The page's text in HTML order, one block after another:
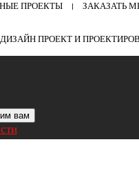
вам
ПРОЕКТЫ ЗАКАЗАТЬ
ДИЗАЙН ПРОЕКТ И